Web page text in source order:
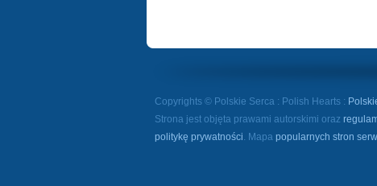
Copyrights © Polskie Serca : Polish Hearts :
Strona jest objęta prawami autorskimi oraz
politykę prywatności. Mapa popularnych stron